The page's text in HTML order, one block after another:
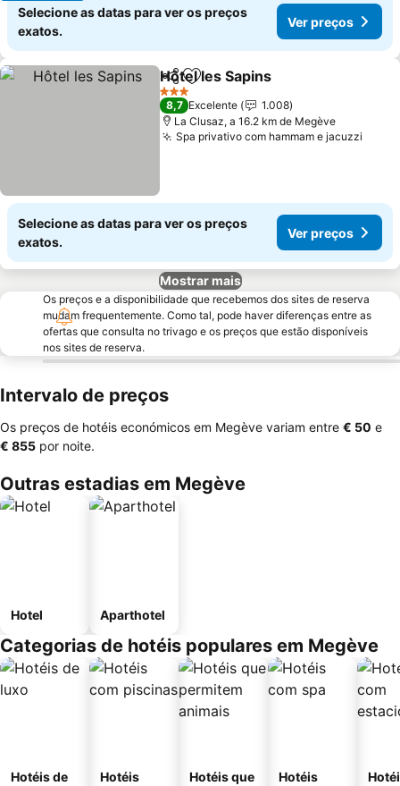
Selecione as datas para ver os preços
exatos.
Ver preços
PartilharAdicionar aos favoritos
Hôtel les Sapins
3 Estrelas
8,7 Excelente
1.008
La Clusaz, a 16.2 km de Megève
Spa privativo com hammam e jacuzzi
Selecione as datas para ver os preços
exatos.
Ver preços
Mostrar mais
Os preços e a disponibilidade que recebemos dos sites de reserva
mudam frequentemente. Como tal, pode haver diferenças entre as
ofertas que consulta no trivago e os preços que estão disponíveis
nos sites de reserva.
Intervalo de preços
Os preços de hotéis económicos em Megève variam entre ‎€ 50 e
‎€ 855 por noite.
Outras estadias em Megève
Hotel Aparthotel
Categorias de hotéis populares em Megève
Hotéis de
Hotéis
Hotéis que
Hotéis